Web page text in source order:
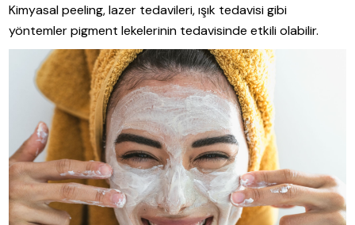
Kimyasal peeling, lazer tedavileri, ışık tedavisi gibi
yöntemler pigment lekelerinin tedavisinde etkili olabilir.